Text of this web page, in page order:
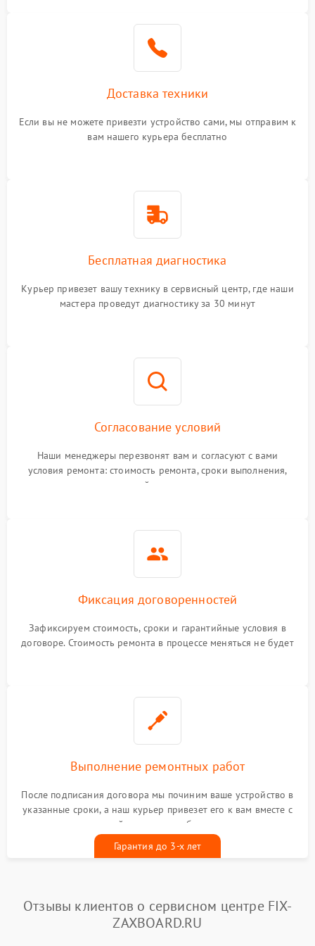
Доставка техники
Если вы не можете привезти устройство сами, мы отправим к
вам нашего курьера бесплатно
Бесплатная диагностика
Курьер привезет вашу технику в сервисный центр, где наши
мастера проведут диагностику за 30 минут
Согласование условий
Наши менеджеры перезвонят вам и согласуют с вами
условия ремонта: стоимость ремонта, сроки выполнения,
гарантийные условия
Фиксация договоренностей
Зафиксируем стоимость, сроки и гарантийные условия в
договоре. Стоимость ремонта в процессе меняться не будет
Выполнение ремонтных работ
После подписания договора мы починим ваше устройство в
указанные сроки, а наш курьер привезет его к вам вместе с
гарантийным талоном бесплатно
Гарантия до 3-х лет
Отзывы клиентов о сервисном центре FIX-
ZAXBOARD.RU